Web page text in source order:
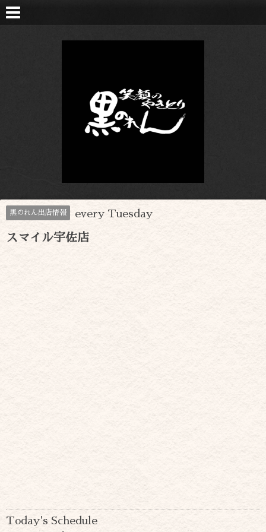
黒のれん出店情報 every Tuesday
スマイル宇佐店
Today's Schedule